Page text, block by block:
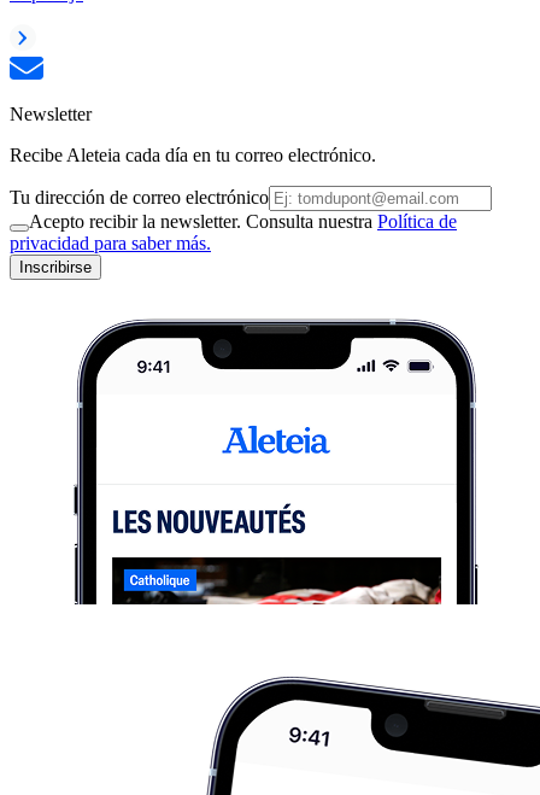
Newsletter
Recibe Aleteia cada día en tu correo electrónico.
Tu dirección de correo electrónico
Acepto recibir la newsletter. Consulta nuestra Política de
privacidad para saber más.
Inscribirse